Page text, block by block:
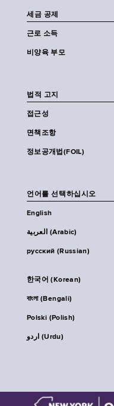
세금 공제
근로 소득
비양육 부모
법적 고지
접근성
면책조항
정보공개법(FOIL)
언어를 선택하십시오
English
العربية (Arabic)
русский (Russian)
한국어 (Korean)
বাংলা (Bengali)
Polski (Polish)
اردو (Urdu)